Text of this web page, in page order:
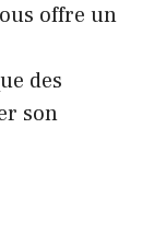
offre un
des
son